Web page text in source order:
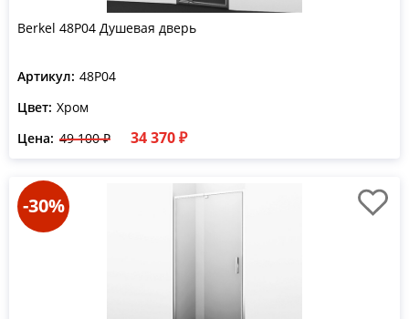
Berkel 48P04 Душевая дверь
Артикул: 48P04
Цвет: Хром
Цена: 49 100 ₽ 34 370 ₽
-30%